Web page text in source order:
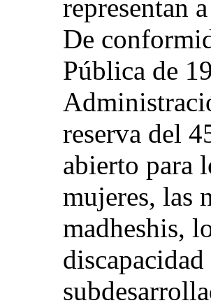
representan
De
Pública de
reserva del
abierto para
mujeres, las
madheshis,